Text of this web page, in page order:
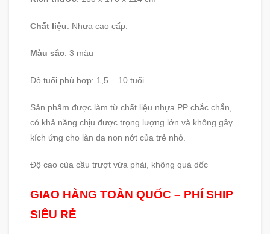
Chất liệu: Nhựa cao cấp.
Màu sắc: 3 màu
Độ tuổi phù hợp: 1,5 – 10 tuổi
Sản phẩm được làm từ chất liệu nhựa PP chắc chắn,
có khả năng chịu được trọng lượng lớn và không gây
kích ứng cho làn da non nớt của trẻ nhỏ.
Độ cao của cầu trượt vừa phải, không quá dốc
GIAO HÀNG TOÀN QUỐC – PHÍ SHIP
SIÊU RẺ